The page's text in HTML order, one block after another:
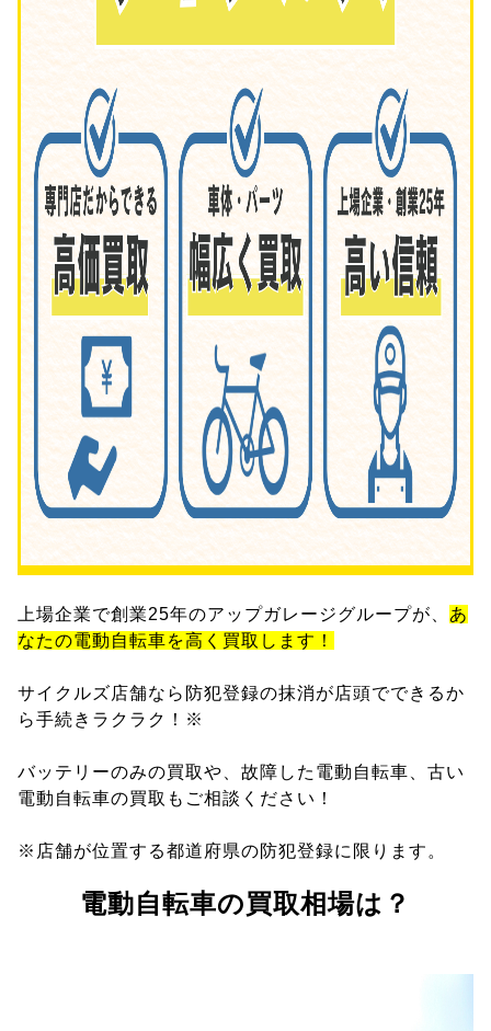
上場企業で創業25年のアップガレージグループが、 あ
なたの電動自転車を高く買取します！
サイクルズ店舗なら防犯登録の抹消が店頭でできるか
ら手続きラクラク！※
バッテリーのみの買取や、故障した電動自転車、古い
電動自転車の買取もご相談ください！
※店舗が位置する都道府県の防犯登録に限ります。
電動自転車の買取相場は？